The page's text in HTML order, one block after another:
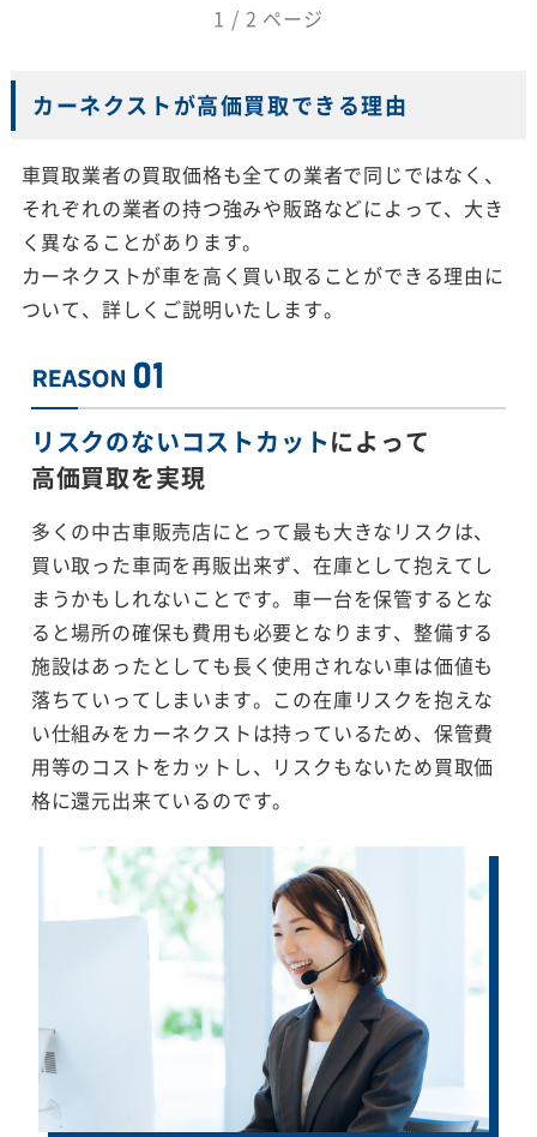
1 / 2 ページ
カーネクストが高価買取できる理由
車買取業者の買取価格も全ての業者で同じではなく、
それぞれの業者の持つ強みや販路などによって、大き
く異なることがあります。
カーネクストが車を高く買い取ることができる理由に
ついて、詳しくご説明いたします。
リスクのないコストカットによって
高価買取を実現
多くの中古車販売店にとって最も大きなリスクは、
買い取った車両を再販出来ず、在庫として抱えてし
まうかもしれないことです。車一台を保管するとな
ると場所の確保も費用も必要となります、整備する
施設はあったとしても長く使用されない車は価値も
落ちていってしまいます。この在庫リスクを抱えな
い仕組みをカーネクストは持っているため、保管費
用等のコストをカットし、リスクもないため買取価
格に還元出来ているのです。